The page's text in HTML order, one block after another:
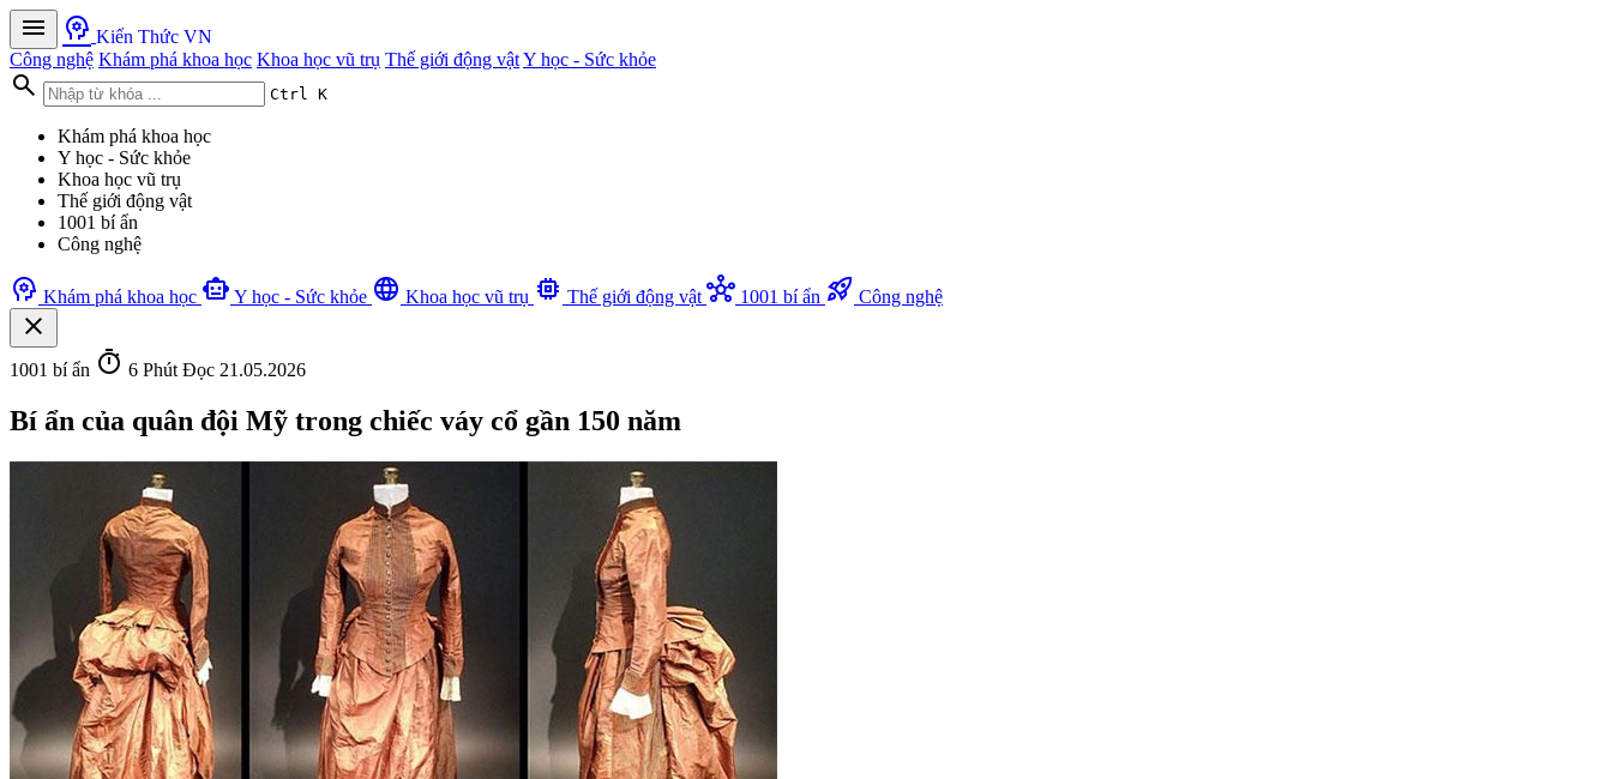
menu psychology Kiến Thức VN
Công nghệ Khám phá khoa học Khoa học vũ trụ Thế giới động vậtY học - Sức khỏe
search Ctrl K
Khám phá khoa học
Y học - Sức khỏe
Khoa học vũ trụ
Thế giới động vật
1001 bí ẩn
Công nghệ
psychology Khám phá khoa học smart_toy Y học - Sức khỏe language Khoa học vũ trụ memory Thế giới động vật hub 1001 bí ẩn rocket_launch Công nghệ
close
1001 bí ẩn timer 6 Phút Đọc 21.05.2026
Bí ẩn của quân đội Mỹ trong chiếc váy cổ gần 150 năm